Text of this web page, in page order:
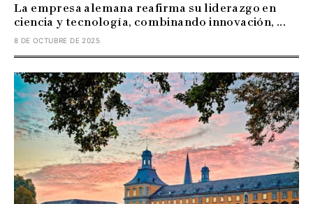
La empresa alemana reafirma su liderazgo en
ciencia y tecnología, combinando innovación, ...
8 DE OCTUBRE DE 2025